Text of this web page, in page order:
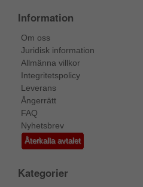
Information
Om oss
Juridisk information
Allmänna villkor
Integritetspolicy
Leverans
Ångerrätt
FAQ
Nyhetsbrev
Återkalla avtalet
Kategorier